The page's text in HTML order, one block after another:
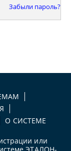
Забыли пароль?
О СИСТЕМЕ
или